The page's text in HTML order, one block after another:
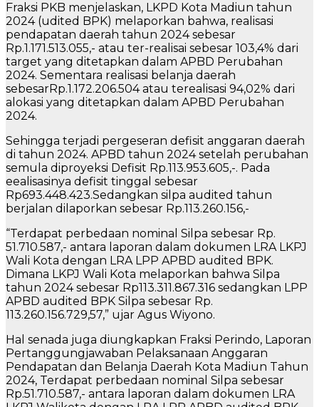
Fraksi PKB menjelaskan, LKPD Kota Madiun tahun
2024 (udited BPK) melaporkan bahwa, realisasi
pendapatan daerah tahun 2024 sebesar
Rp.1.171.513.055,- atau ter-realisai sebesar 103,4% dari
target yang ditetapkan dalam APBD Perubahan
2024. Sementara realisasi belanja daerah
sebesarRp.1.172.206.504 atau terealisasi 94,02% dari
alokasi yang ditetapkan dalam APBD Perubahan
2024.
Sehingga terjadi pergeseran defisit anggaran daerah
di tahun 2024. APBD tahun 2024 setelah perubahan
semula diproyeksi Defisit Rp.113.953.605,-. Pada
eealisasinya defisit tinggal sebesar
Rp693.448.423.Sedangkan silpa audited tahun
berjalan dilaporkan sebesar Rp.113.260.156,-
“Terdapat perbedaan nominal Silpa sebesar Rp.
51.710.587,- antara laporan dalam dokumen LRA LKPJ
Wali Kota dengan LRA LPP APBD audited BPK.
Dimana LKPJ Wali Kota melaporkan bahwa Silpa
tahun 2024 sebesar Rp113.311.867.316 sedangkan LPP
APBD audited BPK Silpa sebesar Rp.
113.260.156.729,57,” ujar Agus Wiyono.
Hal senada juga diungkapkan Fraksi Perindo, Laporan
Pertanggungjawaban Pelaksanaan Anggaran
Pendapatan dan Belanja Daerah Kota Madiun Tahun
2024, Terdapat perbedaan nominal Silpa sebesar
Rp.51.710.587,- antara laporan dalam dokumen LRA